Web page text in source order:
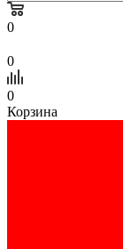
0
0
0
Корзина